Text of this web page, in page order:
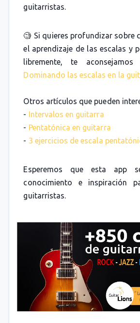
guitarristas.
🧐 Si quieres profundizar sobre
el aprendizaje de las escalas y
libremente, te
Dominando las escalas en la
Otros artículos que pueden
- Intervalos en guitarra
- Pentatónica en guitarra
- 3 ejercicios de escala
Esperemos que esta app
conocimiento e inspiración
guitarristas.